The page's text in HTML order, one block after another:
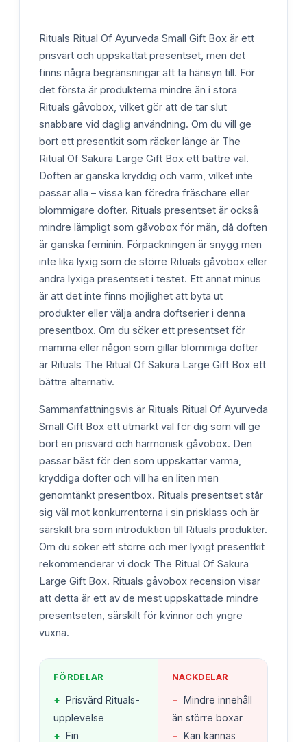
Rituals Ritual Of Ayurveda Small Gift Box är ett
prisvärt och uppskattat presentset, men det
finns några begränsningar att ta hänsyn till. För
det första är produkterna mindre än i stora
Rituals gåvobox, vilket gör att de tar slut
snabbare vid daglig användning. Om du vill ge
bort ett presentkit som räcker länge är The
Ritual Of Sakura Large Gift Box ett bättre val.
Doften är ganska kryddig och varm, vilket inte
passar alla – vissa kan föredra fräschare eller
blommigare dofter. Rituals presentset är också
mindre lämpligt som gåvobox för män, då doften
är ganska feminin. Förpackningen är snygg men
inte lika lyxig som de större Rituals gåvobox eller
andra lyxiga presentset i testet. Ett annat minus
är att det inte finns möjlighet att byta ut
produkter eller välja andra doftserier i denna
presentbox. Om du söker ett presentset för
mamma eller någon som gillar blommiga dofter
är Rituals The Ritual Of Sakura Large Gift Box ett
bättre alternativ.
Sammanfattningsvis är Rituals Ritual Of Ayurveda
Small Gift Box ett utmärkt val för dig som vill ge
bort en prisvärd och harmonisk gåvobox. Den
passar bäst för den som uppskattar varma,
kryddiga dofter och vill ha en liten men
genomtänkt presentbox. Rituals presentset står
sig väl mot konkurrenterna i sin prisklass och är
särskilt bra som introduktion till Rituals produkter.
Om du söker ett större och mer lyxigt presentkit
rekommenderar vi dock The Ritual Of Sakura
Large Gift Box. Rituals gåvobox recension visar
att detta är ett av de mest uppskattade mindre
presentseten, särskilt för kvinnor och yngre
vuxna.
FÖRDELAR
+ Prisvärd Rituals-
upplevelse
+ Fin
NACKDELAR
− Mindre innehåll
än större boxar
− Kan kännas